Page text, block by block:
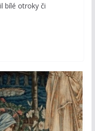
bílé otroky či